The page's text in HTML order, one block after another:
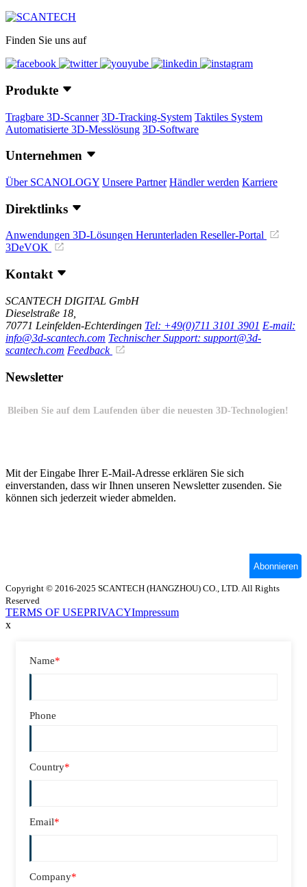
Finden Sie uns auf
Produkte
Tragbare 3D-Scanner 3D-Tracking-System Taktiles System
Automatisierte 3D-Messlösung 3D-Software
Unternehmen
Über SCANOLOGY Unsere Partner Händler werden Karriere
Direktlinks
Anwendungen 3D-Lösungen Herunterladen Reseller-Portal
3DeVOK
Kontakt
SCANTECH DIGITAL GmbH
Dieselstraße 18,
70771 Leinfelden-Echterdingen Tel: +49(0)711 3101 3901 E-mail:
info@3d-scantech.com Technischer Support: support@3d-
scantech.com Feedback
Newsletter
Copyright © 2016-2025 SCANTECH (HANGZHOU) CO., LTD. All Rights
Reserved
TERMS OF USEPRIVACYImpressum
x
Name*
Phone
Country*
Email*
Company*